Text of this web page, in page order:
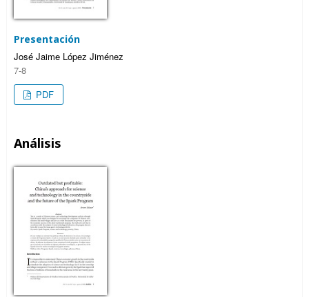
Presentación
José Jaime López Jiménez
7-8
PDF
Análisis